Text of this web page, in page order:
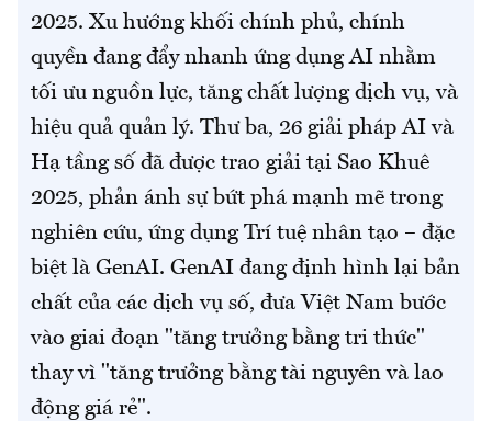
2025. Xu hướng khối chính phủ, chính
quyền đang đẩy nhanh ứng dụng AI nhằm
tối ưu nguồn lực, tăng chất lượng dịch vụ, và
hiệu quả quản lý. Thư ba, 26 giải pháp AI và
Hạ tầng số đã được trao giải tại Sao Khuê
2025, phản ánh sự bứt phá mạnh mẽ trong
nghiên cứu, ứng dụng Trí tuệ nhân tạo – đặc
biệt là GenAI. GenAI đang định hình lại bản
chất của các dịch vụ số, đưa Việt Nam bước
vào giai đoạn "tăng trưởng bằng tri thức"
thay vì "tăng trưởng bằng tài nguyên và lao
động giá rẻ".